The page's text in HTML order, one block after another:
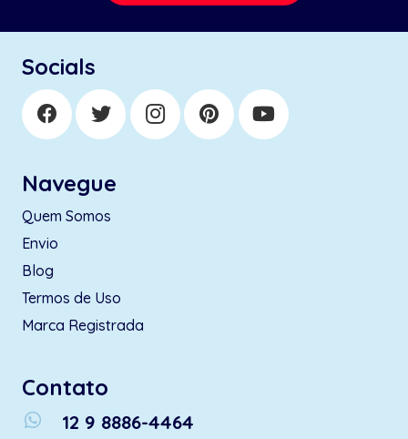
Socials
Navegue
Quem Somos
Envio
Blog
Termos de Uso
Marca Registrada
Contato
whatsapp
12 9 8886-4464